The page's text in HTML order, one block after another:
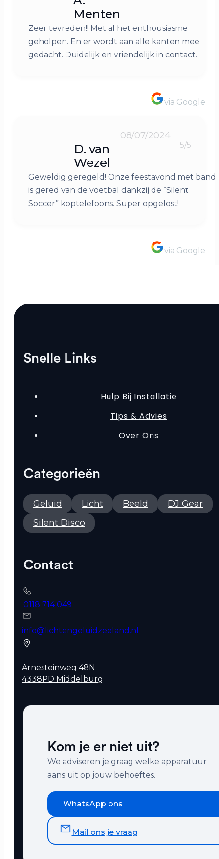
Menten
Zeer tevreden!! Met al het enthousiasme
geholpen. En er wordt aan alle kanten mee
gedacht. Duidelijk en vriendelijk in contact.
via Google
D. van
Wezel
08/07/2024
5/5
Geweldig geregeld! Onze feestavond met band
is gered van de voetbal dankzij de “Silent
Soccer” koptelefoons. Super opgelost!
via Google
Snelle Links
Hulp Bij Installatie
Tips & Advies
Over Ons
Categorieën
Geluid Licht Beeld
DJ Gear
Silent Disco
Contact
0118 714 049
info@lichtengeluidzeeland.nl
Arnesteinweg 48N
4338PD Middelburg
Kom je er niet uit?
We adviseren je graag welke apparatuur
aansluit op jouw behoeftes.
WhatsApp ons
Mail ons je vraag